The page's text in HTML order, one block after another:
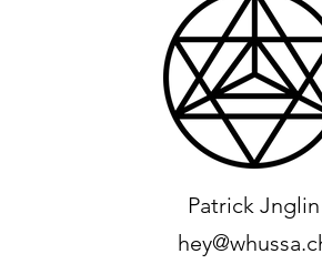
Patrick Jnglin